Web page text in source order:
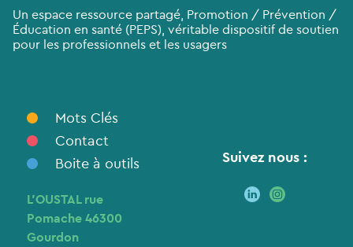
Un espace ressource partagé, Promotion / Prévention /
Éducation en santé (PEPS), véritable dispositif de soutien
pour les professionnels et les usagers
Mots Clés
Contact
Boite à outils
L’OUSTAL rue
Pomache 46300
Gourdon
Suivez nous :